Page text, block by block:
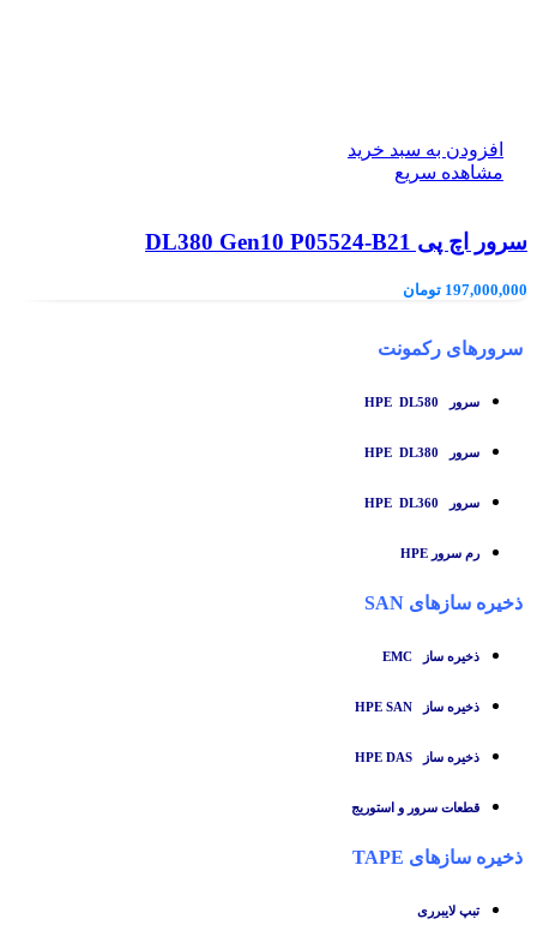
افزودن به سبد خرید
مشاهده سریع
سرور اچ پی DL380 Gen10 P05524-B21
197,000,000 تومان
سرورهای رکمونت
سرور HPE DL580
سرور HPE DL380
سرور HPE DL360
رم سرور HPE
ذخیره سازهای SAN
ذخیره ساز
ذخیره ساز HPE SAN
ذخیره ساز HPE DAS
قطعات سرور و استوریج
ذخیره سازهای TAPE
تبپ لایبرری